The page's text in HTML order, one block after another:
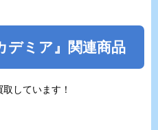
デミア』関連商品
しています！